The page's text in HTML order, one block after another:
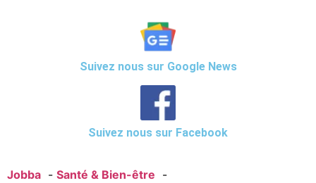
Suivez nous sur Google News
Suivez nous sur Facebook
Jobba
Santé & Bien-être